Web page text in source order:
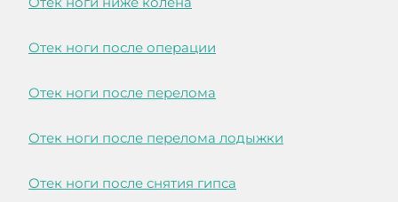
Отек ноги после операции
Отек ноги после перелома
Отек ноги после перелома лодыжки
Отек ноги после снятия гипса